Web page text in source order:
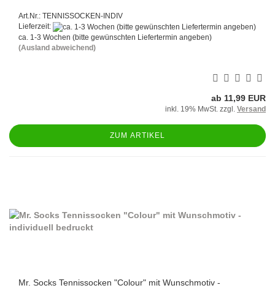
Art.Nr.: TENNISSOCKEN-INDIV
Lieferzeit:
ca. 1-3 Wochen (bitte gewünschten Liefertermin angeben)
(Ausland abweichend)
ab 11,99 EUR
inkl. 19% MwSt. zzgl. Versand
ZUM ARTIKEL
Mr. Socks Tennissocken "Colour" mit Wunschmotiv -